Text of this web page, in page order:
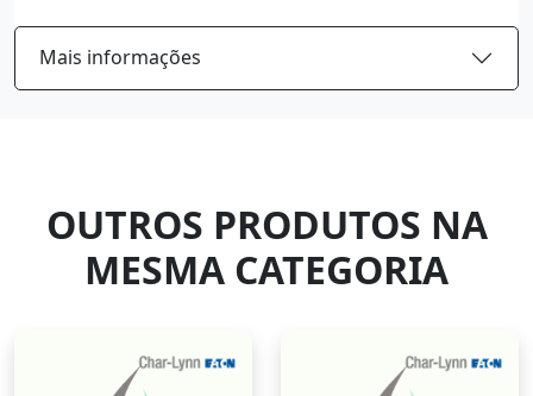
Mais informações
OUTROS PRODUTOS NA
MESMA CATEGORIA